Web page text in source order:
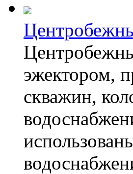
эжектором,
скважин,